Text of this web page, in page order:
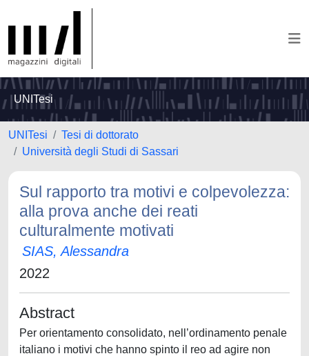
UNITesi
UNITesi
Tesi di dottorato
Università degli Studi di Sassari
Sul rapporto tra motivi e colpevolezza:
alla prova anche dei reati
culturalmente motivati
SIAS, Alessandra
2022
Abstract
Per orientamento consolidato, nell’ordinamento penale
italiano i motivi che hanno spinto il reo ad agire non